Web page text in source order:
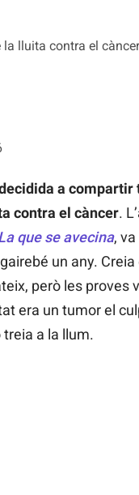
lluita contra el
a compartir
contra el càncer.
que se avecina,
un any.
però les proves
era un tumor el
treia a la llum.